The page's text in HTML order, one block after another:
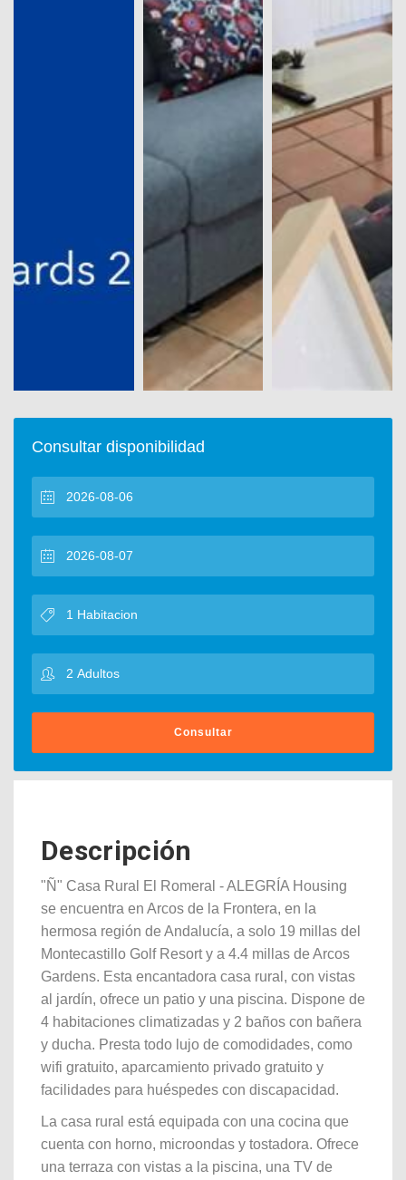
Consultar disponibilidad
Consultar
Descripción
"Ñ" Casa Rural El Romeral - ALEGRÍA Housing
se encuentra en Arcos de la Frontera, en la
hermosa región de Andalucía, a solo 19 millas del
Montecastillo Golf Resort y a 4.4 millas de Arcos
Gardens. Esta encantadora casa rural, con vistas
al jardín, ofrece un patio y una piscina. Dispone de
4 habitaciones climatizadas y 2 baños con bañera
y ducha. Presta todo lujo de comodidades, como
wifi gratuito, aparcamiento privado gratuito y
facilidades para huéspedes con discapacidad.
La casa rural está equipada con una cocina que
cuenta con horno, microondas y tostadora. Ofrece
una terraza con vistas a la piscina, una TV de